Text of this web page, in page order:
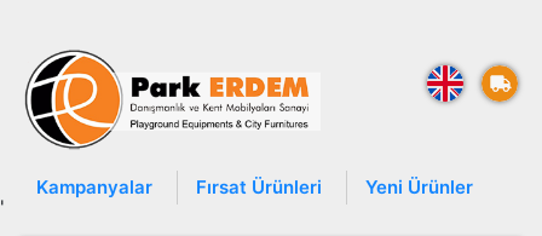
Kampanyalar Fırsat Ürünleri Yeni Ürünler
'